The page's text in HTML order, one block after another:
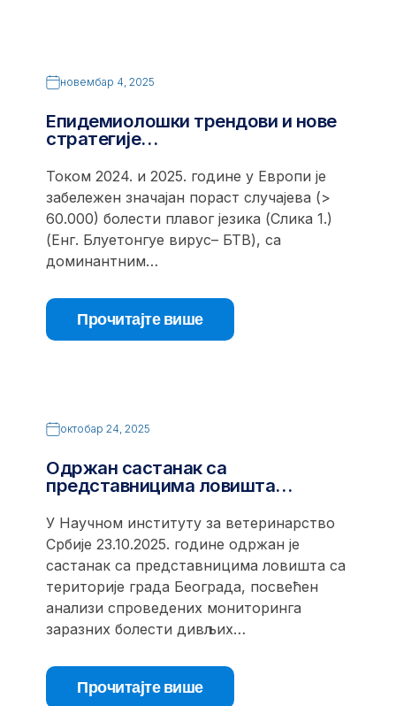
новембар 4, 2025
Епидемиолошки трендови и нове
стратегије…
Током 2024. и 2025. године у Европи је
забележен значајан пораст случајева (>
60.000) болести плавог језика (Слика 1.)
(Енг. Блуетонгуе вирус– БТВ), са
доминантним…
Прочитајте више
октобар 24, 2025
Одржан састанак са
представницима ловишта…
У Научном институту за ветеринарство
Србије 23.10.2025. године одржан је
састанак са представницима ловишта са
територије града Београда, посвећен
анализи спроведених мониторинга
заразних болести дивљих…
Прочитајте више